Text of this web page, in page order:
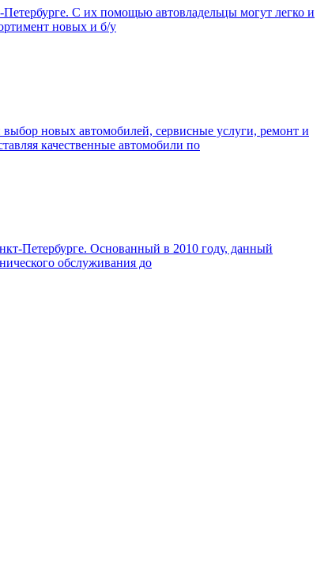
С их помощью автовладельцы могут легко и
новых и б/у
новых автомобилей, сервисные услуги, ремонт и
качественные автомобили по
Петербурге. Основанный в 2010 году, данный
обслуживания до